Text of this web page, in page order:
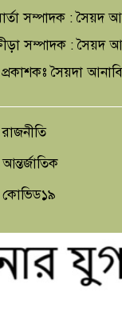
সম্পাদক : সৈয়দ
সম্পাদক : সৈয়দ
প্রকাশকঃ সৈয়দা
রাজনীতি
আন্তর্জাতিক
কোভিড১৯